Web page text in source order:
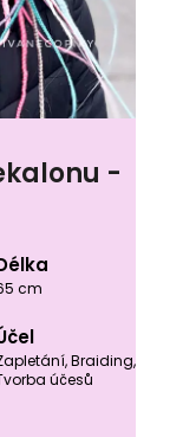
-
cm
Braiding,
účesů